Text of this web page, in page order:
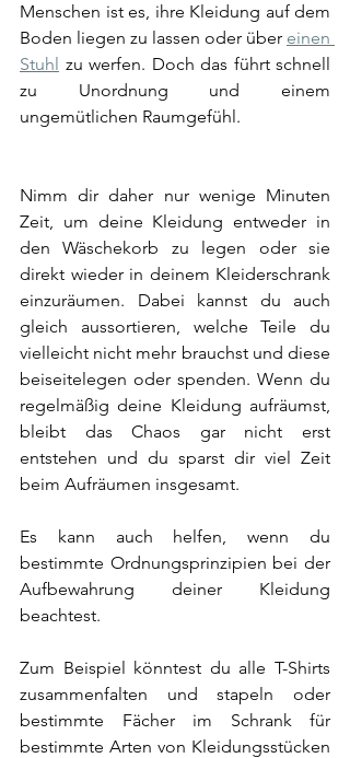
Menschen ist es, ihre Kleidung auf dem
Boden liegen zu lassen oder über einen
Stuhl zu werfen. Doch das führt schnell
zu Unordnung und einem
ungemütlichen Raumgefühl.
Nimm dir daher nur wenige Minuten
Zeit, um deine Kleidung entweder in
den Wäschekorb zu legen oder sie
direkt wieder in deinem Kleiderschrank
einzuräumen. Dabei kannst du auch
gleich aussortieren, welche Teile du
vielleicht nicht mehr brauchst und diese
beiseitelegen oder spenden. Wenn du
regelmäßig deine Kleidung aufräumst,
bleibt das Chaos gar nicht erst
entstehen und du sparst dir viel Zeit
beim Aufräumen insgesamt.
Es kann auch helfen, wenn du
bestimmte Ordnungsprinzipien bei der
Aufbewahrung deiner Kleidung
beachtest.
Zum Beispiel könntest du alle T-Shirts
zusammenfalten und stapeln oder
bestimmte Fächer im Schrank für
bestimmte Arten von Kleidungsstücken